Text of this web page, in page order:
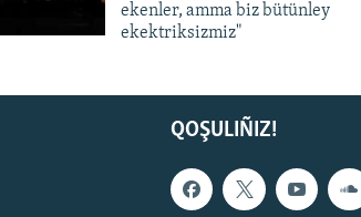
ekenler, amma biz bütünley
ekektriksizmiz"
QOŞULIÑIZ!